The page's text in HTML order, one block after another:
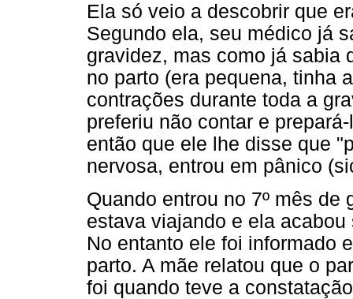
Ela só veio a descobrir que
Segundo ela, seu médico já
gravidez, mas como já sabia
no parto (era pequena, tinha
contrações durante toda a
preferiu não contar e
então que ele lhe disse que
nervosa, entrou em pânico
Quando entrou no 7º mês
estava viajando e ela
No entanto ele foi informado
parto. A mãe relatou que o
foi quando teve a